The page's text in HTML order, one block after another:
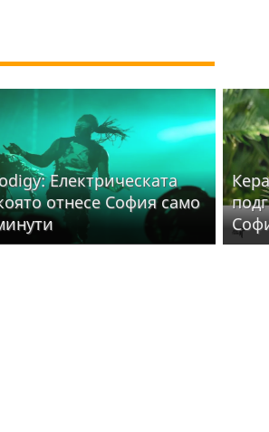
Електрическата
отнесе София само